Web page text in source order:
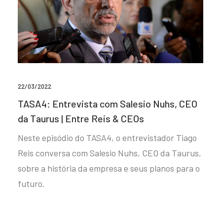
22/03/2022
TASA4: Entrevista com Salesio Nuhs, CEO
da Taurus | Entre Reis & CEOs
Neste episódio do TASA4, o entrevistador Tiago
Reis conversa com Salesio Nuhs, CEO da Taurus,
sobre a história da empresa e seus planos para o
futuro.